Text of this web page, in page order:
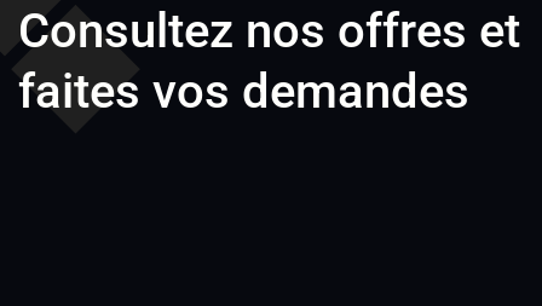
Consultez nos offres et
faites vos demandes